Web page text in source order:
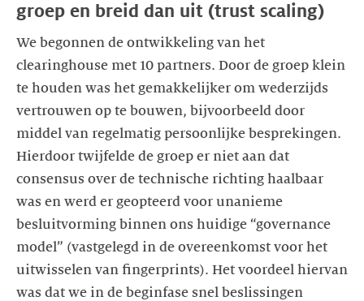
groep en breid dan uit (trust scaling)
We begonnen de ontwikkeling van het
clearinghouse met 10 partners. Door de groep klein
te houden was het gemakkelijker om wederzijds
vertrouwen op te bouwen, bijvoorbeeld door
middel van regelmatig persoonlijke besprekingen.
Hierdoor twijfelde de groep er niet aan dat
consensus over de technische richting haalbaar
was en werd er geopteerd voor unanieme
besluitvorming binnen ons huidige “governance
model” (vastgelegd in de overeenkomst voor het
uitwisselen van fingerprints). Het voordeel hiervan
was dat we in de beginfase snel beslissingen